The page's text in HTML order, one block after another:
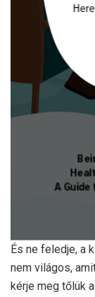
És ne feledje, a
nem világos,
kérje meg tőlük